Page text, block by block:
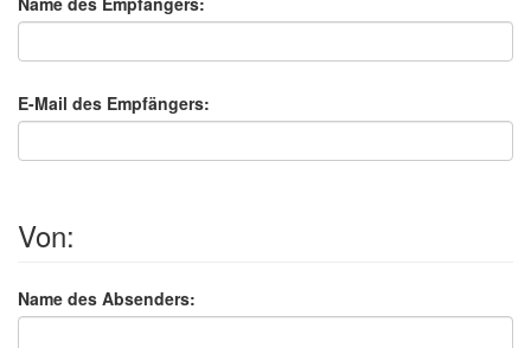
E-Mail des Empfängers:
Von:
Name des Absenders: